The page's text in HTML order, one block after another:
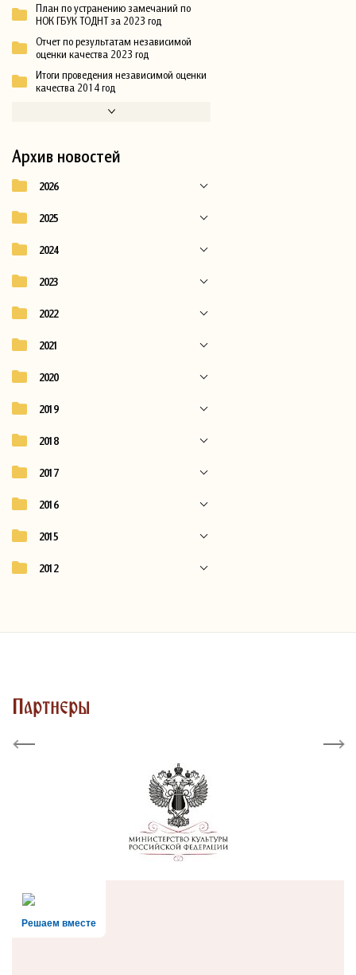
План по устранению замечаний по
НОК ГБУК ТОДНТ за 2023 год
Отчет по результатам независимой
оценки качества 2023 год
Итоги проведения независимой оценки
качества 2014 год
Архив новостей
2026
2025
2024
2023
2022
2021
2020
2019
2018
2017
2016
2015
2012
Партнеры
Previous Next
Решаем вместе